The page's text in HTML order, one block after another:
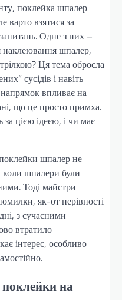
поклейка шпалер
варто взятися за
Одне з них –
шпалер,
Ця тема обросла
сусідів і навіть
впливає на
що це просто примха.
цією ідеєю, і чи має
шпалер не
шпалери були
Тоді майстри
як-от нерівності
з сучасними
втратило
інтерес, особливо
на